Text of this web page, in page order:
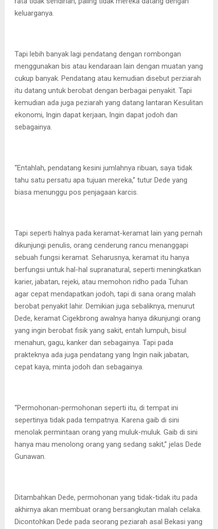
keluarganya.
Tapi lebih banyak lagi pendatang dengan rombongan
menggunakan bis atau kendaraan lain dengan muatan yang
cukup banyak. Pendatang atau kemudian disebut perziarah
itu datang untuk berobat dengan berbagai penyakit. Tapi
kemudian ada juga peziarah yang datang lantaran Kesulitan
ekonomi, Ingin dapat kerjaan, Ingin dapat jodoh dan
sebagainya.
“Entahlah, pendatang kesini jumlahnya ribuan, saya tidak
tahu satu persatu apa tujuan mereka,” tutur Dede yang
biasa menunggu pos penjagaan karcis.
Tapi seperti halnya pada keramat-keramat lain yang pernah
dikunjungi penulis, orang cenderung rancu menanggapi
sebuah fungsi keramat. Seharusnya, keramat itu hanya
berfungsi untuk hal-hal supranatural, seperti meningkatkan
karier, jabatan, rejeki, atau memohon ridho pada Tuhan
agar cepat mendapatkan jodoh, tapi di sana orang malah
berobat penyakit lahir. Demikian juga sebaliknya, menurut
Dede, keramat Cigekbrong awalnya hanya dikunjungi orang
yang ingin berobat fisik yang sakit, entah lumpuh, bisul
menahun, gagu, kanker dan sebagainya. Tapi pada
prakteknya ada juga pendatang yang Ingin naik jabatan,
cepat kaya, minta jodoh dan sebagainya.
“Permohonan-permohonan seperti itu, di tempat ini
sepertinya tidak pada tempatnya. Karena gaib di sini
menolak permintaan orang yang muluk-muluk. Gaib di sini
hanya mau menolong orang yang sedang sakit,” jelas Dede
Gunawan.
Ditambahkan Dede, permohonan yang tidak-tidak itu pada
akhirnya akan membuat orang bersangkutan malah celaka.
Dicontohkan Dede pada seorang peziarah asal Bekasi yang